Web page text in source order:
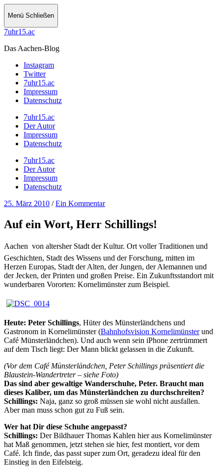
Menü Schließen
7uhr15.ac
Das Aachen-Blog
Instagram
Twitter
7uhr15.ac
Impressum
Datenschutz
7uhr15.ac
Der Autor
Impressum
Datenschutz
7uhr15.ac
Der Autor
Impressum
Datenschutz
25. März 2010 / Ein Kommentar
Auf ein Wort, Herr Schillings!
Aachen  von altersher Stadt der Kultur. Ort voller Traditionen und
Geschichten, Stadt des Wissens und der Forschung, mitten im
Herzen Europas, Stadt der Alten, der Jungen, der Alemannen und
der Jecken, der Printen und großen Preise. Ein Zukunftsstandort mit
wunderbaren Vororten: Kornelimünster zum Beispiel.
Heute: Peter Schillings, Hüter des Münsterländchens und
Gastronom in Kornelimünster (Bahnhofsvision Kornelimünsterund
Café Münsterländchen). Und auch wenn sein iPhone zertrümmert
auf dem Tisch liegt: Der Mann blickt gelassen in die Zukunft.
(Vor dem Café Münsterländchen, Peter Schillings präsentiert die
Blaustein-Wandertreter – siehe Foto)
Das sind aber gewaltige Wanderschuhe, Peter. Braucht man
dieses Kaliber, um das Münsterländchen zu durchschreiten?
Schillings: Naja, ganz so groß müssen sie wohl nicht ausfallen.
Aber man muss schon gut zu Fuß sein.
Wer hat Dir diese Schuhe angepasst?
Schillings: Der Bildhauer Thomas Kahlen hier aus Kornelimünster
hat Maß genommen, jetzt stehen sie hier, fest montiert, vor dem
Café. Ich finde, das passt super zum Ort, geradezu ideal für den
Einstieg in den Eifelsteig.